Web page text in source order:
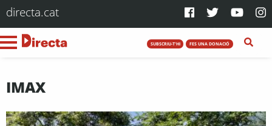
directa.cat
SUBSCRIU-T'HI FES UNA DONACIÓ
IMAX